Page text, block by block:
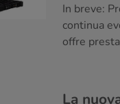
In breve:
continua
offre
La